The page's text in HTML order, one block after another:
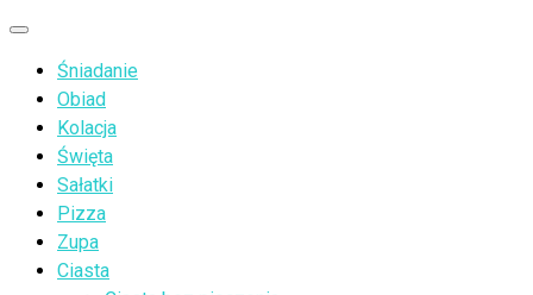
Przejdź
treści
Menu
Śniadanie
Obiad
Kolacja
Święta
Sałatki
Pizza
Zupa
Ciasta